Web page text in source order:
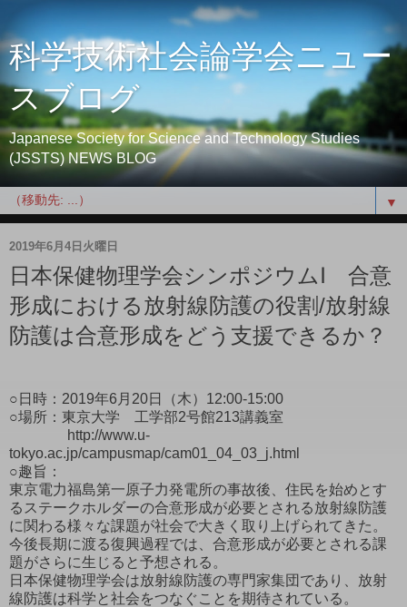
科学技術社会論学会ニュー
スブログ
Japanese Society for Science and Technology Studies
(JSSTS) NEWS BLOG
▼
2019年6月4日火曜日
日本保健物理学会シンポジウムⅠ 合意
形成における放射線防護の役割/放射線
防護は合意形成をどう支援できるか？
○日時：2019年6月20日（木）12:00-15:00
○場所：東京大学 工学部2号館213講義室
http://www.u-
tokyo.ac.jp/campusmap/cam01_04_03_j.html
○趣旨：
東京電力福島第一原子力発電所の事故後、住民を始めとす
るステークホルダーの合意形成が必要とされる放射線防護
に関わる様々な課題が社会で大きく取り上げられてきた。
今後長期に渡る復興過程では、合意形成が必要とされる課
題がさらに生じると予想される。
日本保健物理学会は放射線防護の専門家集団であり、放射
線防護は科学と社会をつなぐことを期待されている。